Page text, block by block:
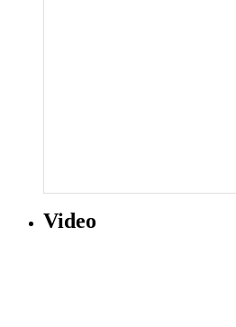
Video